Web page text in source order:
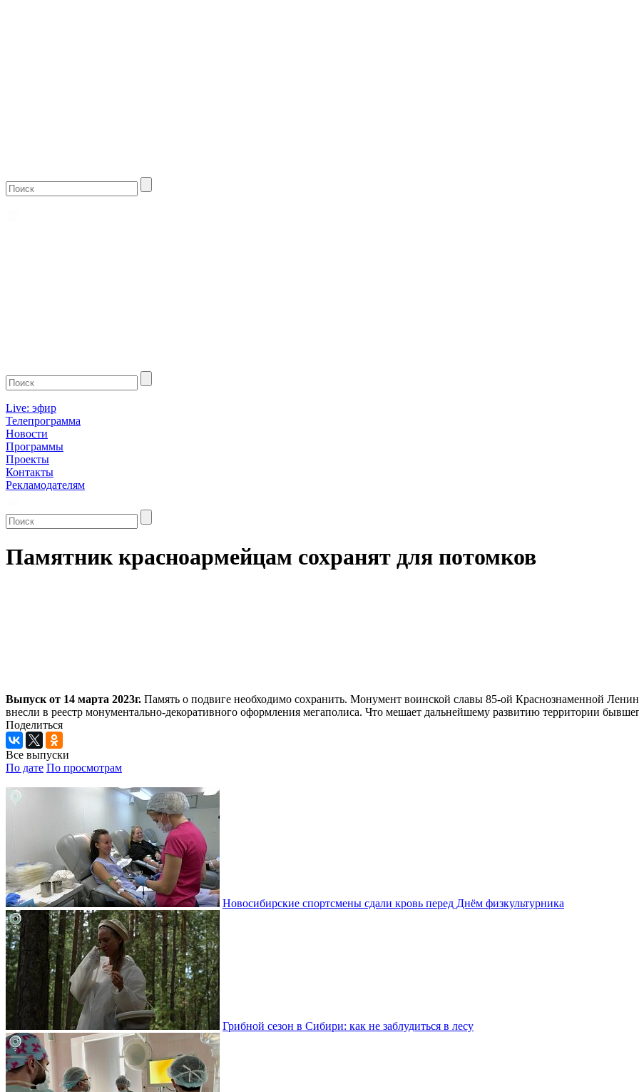
Live: эфир
Телепрограмма
Новости
Программы
Проекты
Контакты
Рекламодателям
Памятник красноармейцам сохранят для потомков
Выпуск от 14 марта 2023г. Память о подвиге необходимо сохранить. Монумент воинской славы 85-ой Краснознаменной
внесли в реестр монументально-декоративного оформления мегаполиса. Что мешает дальнейшему развитию территории
Поделиться
Все выпуски
По дате По просмотрам
Новосибирские спортсмены сдали кровь перед Днём физкультурника
Грибной сезон в Сибири: как не заблудиться в лесу